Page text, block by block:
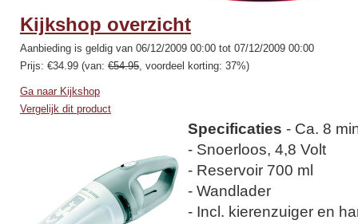
Kijkshop overzicht
Aanbieding is geldig van 06/12/2009 00:00 tot 07/12/2009 00:00
Prijs: €34.99 (van: €54.95, voordeel korting: 37%)
Ga naar Kijkshop
Vergelijk dit product
Specificaties - Ca. 8
- Snoerloos, 4,8 Volt
- Reservoir 700 ml
- Wandlader
- Incl. kierenzuiger en